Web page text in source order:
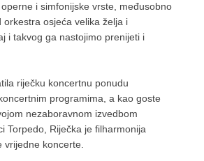
i simfonijske vrste, međusobno
osjeća velika želja i
i takvog ga nastojimo prenijeti i
riječku koncertnu ponudu
programima, a kao goste
nezaboravnom izvedbom
Torpedo, Riječka je filharmonija
koncerte.